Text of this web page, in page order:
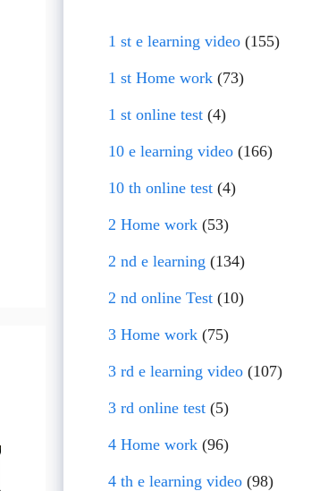
1 st e learning video(155)
1 st Home work(73)
1 st online test(4)
10 e learning video(166)
10 th online test(4)
2 Home work(53)
2 nd e learning (134)
2 nd online Test(10)
3 Home work(75)
3 rd e learning video(107)
3 rd online test(5)
4 Home work(96)
4 th e learning video(98)